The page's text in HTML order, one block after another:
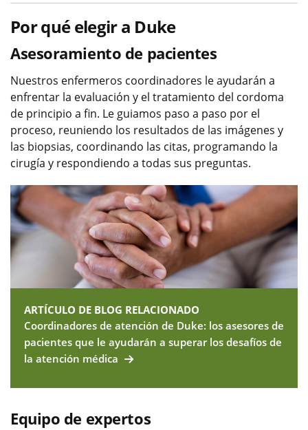
Por qué elegir a Duke
Asesoramiento de pacientes
Nuestros enfermeros coordinadores le ayudarán a
enfrentar la evaluación y el tratamiento del cordoma
de principio a fin. Le guiamos paso a paso por el
proceso, reuniendo los resultados de las imágenes y
las biopsias, coordinando las citas, programando la
cirugía y respondiendo a todas sus preguntas.
ARTÍCULO DE BLOG RELACIONADO
Coordinadores de atención de Duke: los asesores de
pacientes que le ayudarán a superar los desafíos de
la atención médica
Equipo de expertos